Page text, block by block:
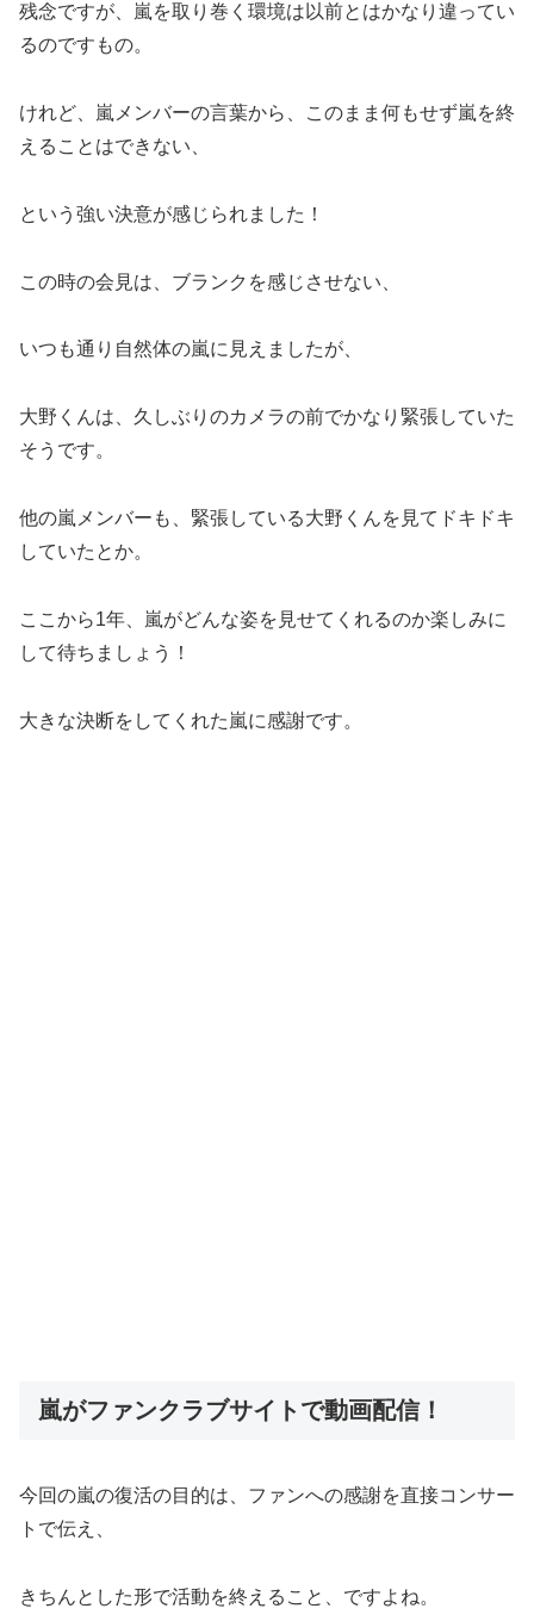
残念ですが、嵐を取り巻く環境は以前とはかなり違ってい
るのですもの。
けれど、嵐メンバーの言葉から、このまま何もせず嵐を終
えることはできない、
という強い決意が感じられました！
この時の会見は、ブランクを感じさせない、
いつも通り自然体の嵐に見えましたが、
大野くんは、久しぶりのカメラの前でかなり緊張していた
そうです。
他の嵐メンバーも、緊張している大野くんを見てドキドキ
していたとか。
ここから1年、嵐がどんな姿を見せてくれるのか楽しみに
して待ちましょう！
大きな決断をしてくれた嵐に感謝です。
嵐がファンクラブサイトで動画配信！
今回の嵐の復活の目的は、ファンへの感謝を直接コンサー
トで伝え、
きちんとした形で活動を終えること、ですよね。